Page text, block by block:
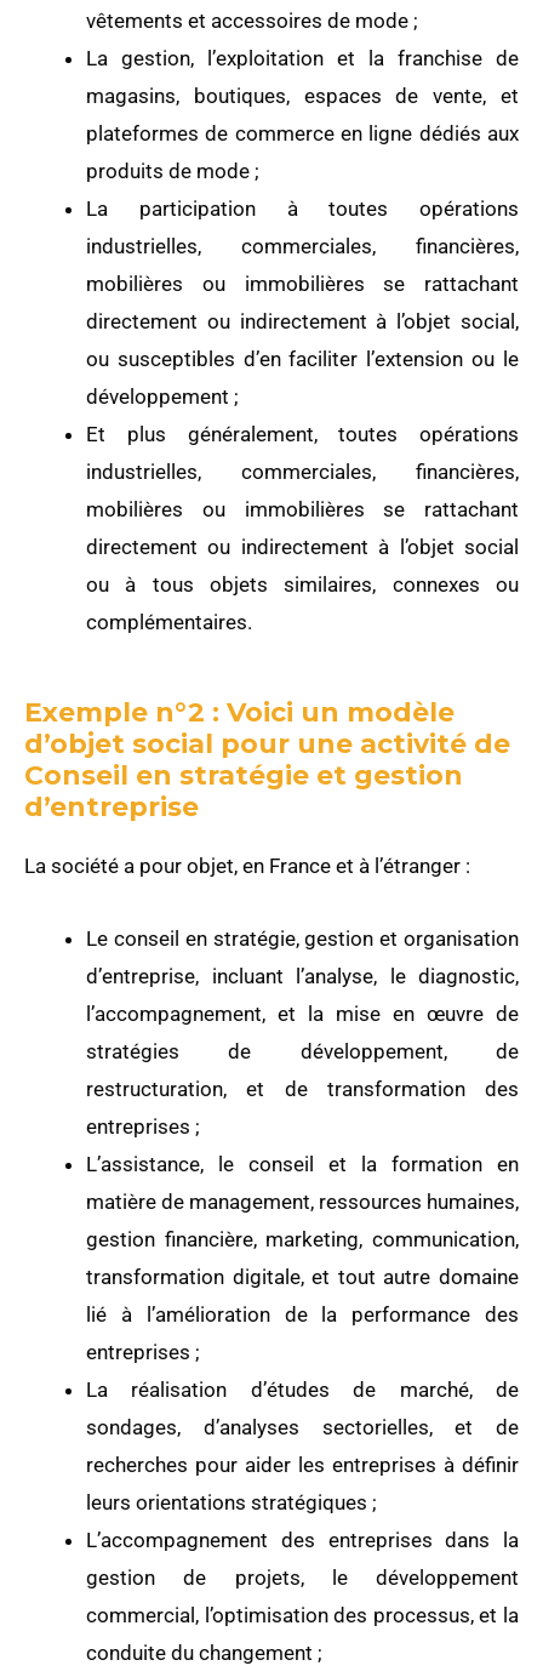
vêtements et accessoires de mode ;
La gestion, l’exploitation et la franchise de
magasins, boutiques, espaces de vente, et
plateformes de commerce en ligne dédiés aux
produits de mode ;
La participation à toutes opérations
industrielles, commerciales, financières,
mobilières ou immobilières se rattachant
directement ou indirectement à l’objet social,
ou susceptibles d’en faciliter l’extension ou le
développement ;
Et plus généralement, toutes opérations
industrielles, commerciales, financières,
mobilières ou immobilières se rattachant
directement ou indirectement à l’objet social
ou à tous objets similaires, connexes ou
complémentaires.
Exemple n°2 : Voici un modèle
d’objet social pour une activité de
Conseil en stratégie et gestion
d’entreprise
La société a pour objet, en France et à l’étranger :
Le conseil en stratégie, gestion et organisation
d’entreprise, incluant l’analyse, le diagnostic,
l’accompagnement, et la mise en œuvre de
stratégies de développement, de
restructuration, et de transformation des
entreprises ;
L’assistance, le conseil et la formation en
matière de management, ressources humaines,
gestion financière, marketing, communication,
transformation digitale, et tout autre domaine
lié à l’amélioration de la performance des
entreprises ;
La réalisation d’études de marché, de
sondages, d’analyses sectorielles, et de
recherches pour aider les entreprises à définir
leurs orientations stratégiques ;
L’accompagnement des entreprises dans la
gestion de projets, le développement
commercial, l’optimisation des processus, et la
conduite du changement ;